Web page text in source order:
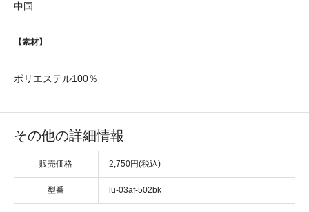
中国
【素材】
ポリエステル100％
その他の詳細情報
販売価格 2,750円(税込)
型番 lu-03af-502bk